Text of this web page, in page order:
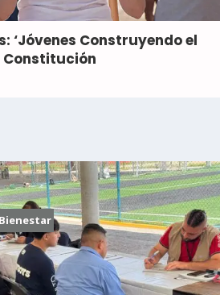
‘Jóvenes Construyendo el
Constitución